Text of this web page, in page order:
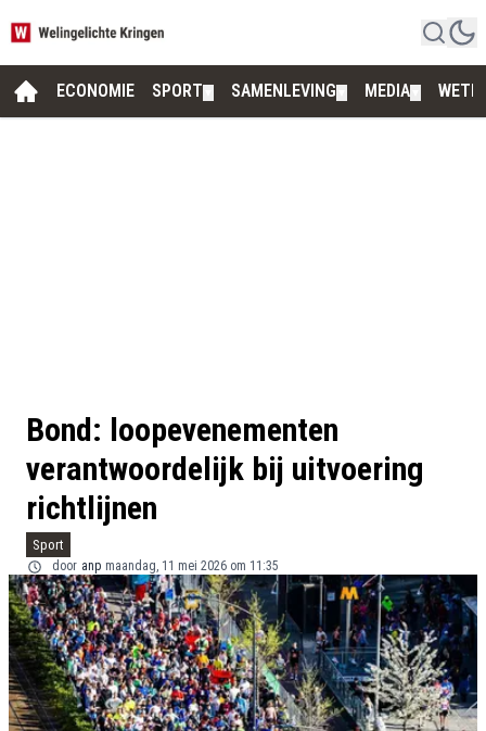
ECONOMIE SPORT SAMENLEVING MEDIA
Bond: loopevenementen
verantwoordelijk bij uitvoering
richtlijnen
Sport
door anp maandag, 11 mei 2026 om 11:35